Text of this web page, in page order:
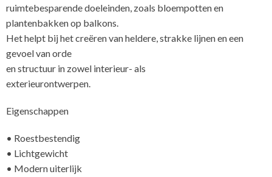
ruimtebesparende doeleinden, zoals bloempotten en
plantenbakken op balkons.
Het helpt bij het creëren van heldere, strakke lijnen en een
gevoel van orde
en structuur in zowel interieur- als
Eigenschappen
• Roestbestendig
• Lichtgewicht
• Modern uiterlijk